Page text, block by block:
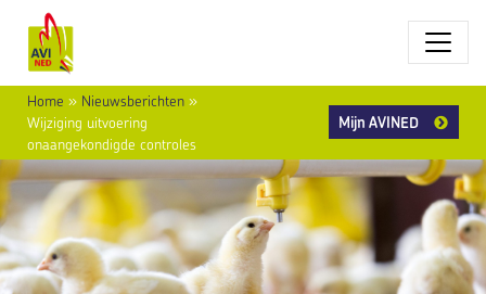
Home » Nieuwsberichten »
Wijziging uitvoering
onaangekondigde controles
Mijn AVINED